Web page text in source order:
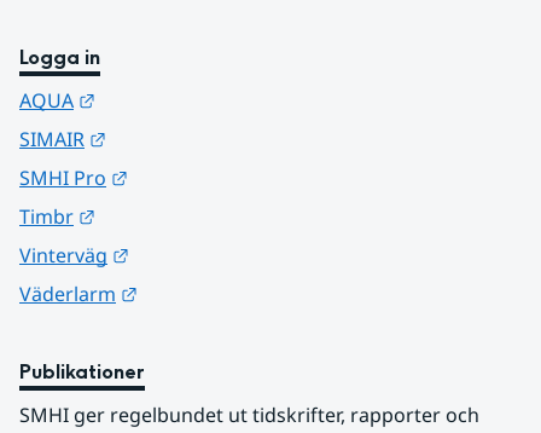
Logga in
AQUA
SIMAIR
SMHI Pro
Timbr
Vinterväg
Väderlarm
Publikationer
SMHI ger regelbundet ut tidskrifter, rapporter och